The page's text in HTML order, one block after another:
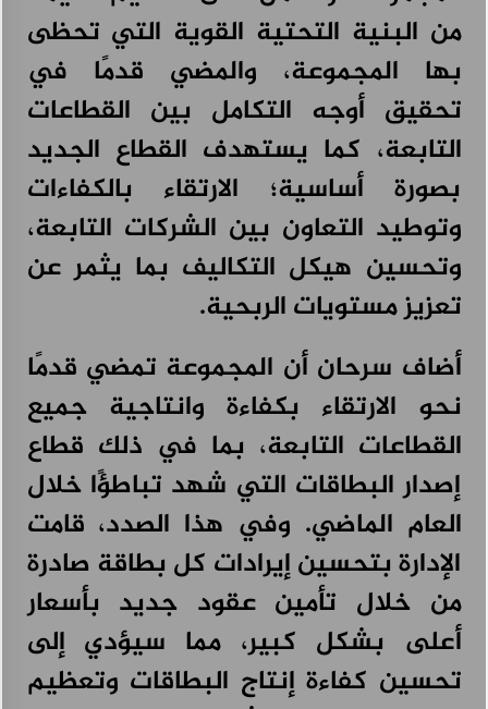
من البنية التحتية القوية التي تحظى
بها المجموعة، والمضي قدمًا في
تحقيق أوجه التكامل بين القطاعات
التابعة، كما يستهدف القطاع الجديد
بصورة أساسية؛ الارتقاء بالكفاءات
وتوطيد التعاون بين الشركات التابعة،
وتحسين هيكل التكاليف بما يثمر عن
تعزيز مستويات الربحية.
أضاف سرحان أن المجموعة تمضي قدمًا
نحو الارتقاء بكفاءة وانتاجية جميع
القطاعات التابعة، بما في ذلك قطاع
إصدار البطاقات التي شهد تباطؤًا خلال
العام الماضي. وفي هذا الصدد، قامت
الإدارة بتحسين إيرادات كل بطاقة صادرة
من خلال تأمين عقود جديد بأسعار
أعلى بشكل كبير، مما سيؤدي إلى
تحسين كفاءة إنتاج البطاقات وتعظيم